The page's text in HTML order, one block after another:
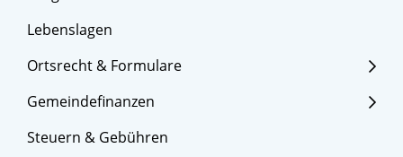
Lebenslagen
Ortsrecht & Formulare
Gemeindefinanzen
Steuern & Gebühren